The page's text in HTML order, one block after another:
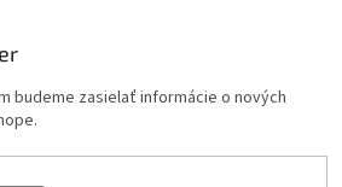
budeme zasielať informácie o nových